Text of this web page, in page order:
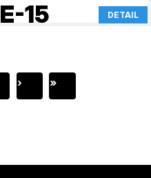
E-15 DETAIL
› »